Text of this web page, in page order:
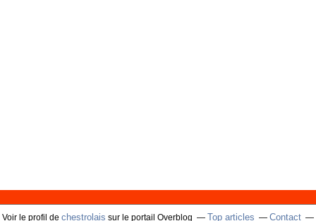
Voir le profil de chestrolais sur le portail Overblog Top articles Contact